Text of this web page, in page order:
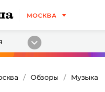
МОСКВА
Обзоры Музыка